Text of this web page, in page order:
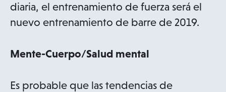
diaria, el entrenamiento de fuerza será el
nuevo entrenamiento de barre de 2019.
Mente-Cuerpo/Salud mental
Es probable que las tendencias de